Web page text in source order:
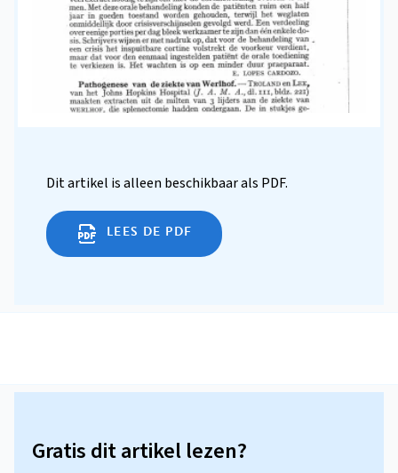
Dit artikel is alleen beschikbaar als PDF.
LEES DE PDF
Gratis dit artikel lezen?